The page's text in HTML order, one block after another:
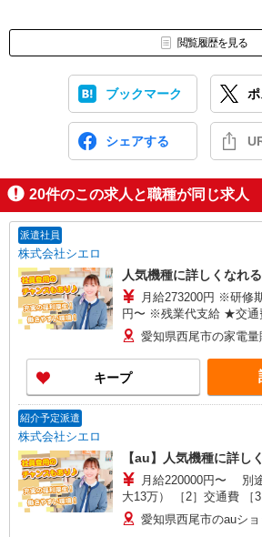
閲覧履歴を見る
ブックマーク
シェアする
20件のこの求人と職種が同じ求人
派遣社員
株式会社シエロ
人気機種に詳しくなれ
月給273200円 ※研修
円〜 ※残業代支給 ★交通
゜+゜・。○。・゜+゜・
10万円支給(規定有) お友達を紹介頂くと, インセン
ティブ支給(規定有) ゜・。○。・゜+゜・。
○。・゜+゜
愛知県西尾市の家電量
キープ
紹介予定派遣
株式会社シエロ
【au】人気機種に詳し
月給220000円〜 別
大13万） ［2］交通費
給 ★交通費別途支給（規定あり）
○。・゜+゜・。○。・゜+
愛知県西尾市のauシ